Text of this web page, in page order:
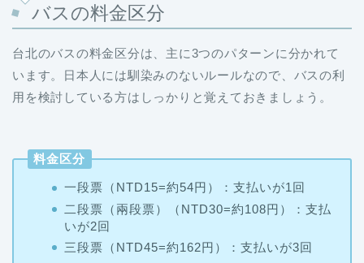
バスの料金区分
台北のバスの料金区分は、主に3つのパターンに分かれて
います。日本人には馴染みのないルールなので、バスの利
用を検討している方はしっかりと覚えておきましょう。
料金区分
一段票（NTD15=約54円）：支払いが1回
二段票（兩段票）（NTD30=約108円）：支払
いが2回
三段票（NTD45=約162円）：支払いが3回